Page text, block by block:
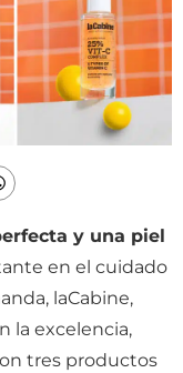
y una piel
en el cuidado
laCabine,
la excelencia,
tres productos